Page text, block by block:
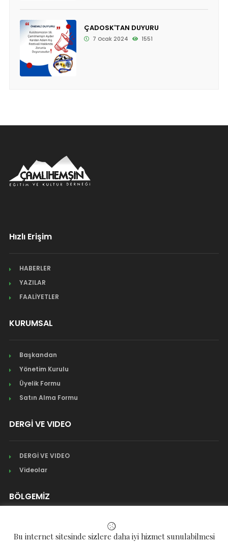
ÇADOSK'TAN DUYURU
7 Ocak 2024 1551
Hızlı Erişim
HABERLER
YAZILAR
FAALİYETLER
KURUMSAL
Başkandan
Yönetim Kurulu
Üyelik Formu
Satın Alma Formu
DERGİ VE VIDEO
DERGİ VE VIDEO
Videolar
BÖLGEMİZ
Bu internet sitesinde sizlere daha iyi hizmet sunulabilmesi